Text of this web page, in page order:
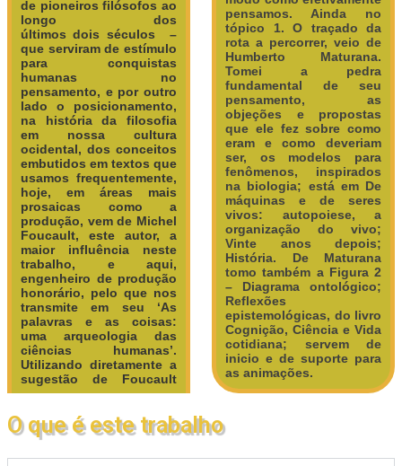
de pioneiros filósofos ao
longo dos
últimos dois séculos –
que serviram de estímulo
para conquistas
humanas no
pensamento, e por outro
lado o posicionamento,
na história da filosofia
em nossa cultura
ocidental, dos conceitos
embutidos em textos que
usamos frequentemente,
hoje, em áreas mais
prosaicas como a
produção, vem de Michel
Foucault, este autor, a
maior influência neste
trabalho, e aqui,
engenheiro de produção
honorário, pelo que nos
transmite em seu ‘As
palavras e as coisas:
uma arqueologia das
ciências humanas’.
Utilizando diretamente a
sugestão de Foucault
pensamos.
Ainda no
tópico 1. O traçado da
rota a percorrer, veio de
Humberto Maturana.
Tomei a pedra
fundamental de seu
pensamento, as
objeções e propostas
que ele fez sobre como
eram e como deveriam
ser, os modelos para
fenômenos, inspirados
na biologia; está em De
máquinas e de seres
vivos: autopoiese, a
organização do vivo;
Vinte anos depois;
História. De Maturana
tomo também a Figura 2
– Diagrama ontológico;
Reflexões
epistemológicas, do livro
Cognição, Ciência e Vida
cotidiana; servem de
inicio e de suporte para
as animações.
O que é este trabalho